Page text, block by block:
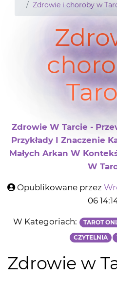
Zdrowie i choroby w
Zdrowie W Tarcie -
Przykłady I Znaczenie
Małych Arkan W
W
Opublikowane przez
06
W Kategoriach: TAROT
CZYTELNIA
Zdrowie w